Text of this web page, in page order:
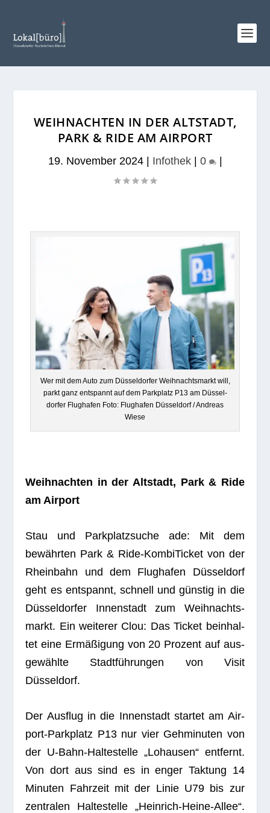
WEIHNACHTEN IN DER ALTSTADT,
PARK & RIDE AM AIRPORT
19. November 2024| Infothek| 0 |
Wer mit dem Auto zum Düs­sel­dor­fer Weih­nachts­markt will,
parkt ganz ent­spannt auf dem Park­platz P13 am Düs­sel­
dor­fer Flug­ha­fen Foto: Flug­ha­fen Düs­sel­dorf / Andreas
Wiese
Weih­nach­ten in der Alt­stadt, Park & Ride
am Airport
Stau und Park­platz­su­che ade: Mit dem
bewähr­ten Park & Ride-Kom­bi­Ti­cket von der
Rhein­bahn und dem Flug­ha­fen Düs­sel­dorf
geht es ent­spannt, schnell und güns­tig in die
Düs­sel­dor­fer Innen­stadt zum Weih­nachts­
markt. Ein wei­te­rer Clou: Das Ticket beinhal­
tet eine Ermä­ßi­gung von 20 Pro­zent auf aus­
ge­wählte Stadt­füh­run­gen von Visit
Düsseldorf.
Der Aus­flug in die Innen­stadt star­tet am Air­
port-Park­platz P13 nur vier Geh­mi­nu­ten von
der U‑Bahn-Hal­te­stelle „Lohau­sen“ ent­fernt.
Von dort aus sind es in enger Tak­tung 14
Minu­ten Fahr­zeit mit der Linie U79 bis zur
zen­tra­len Hal­te­stelle „Hein­rich-Heine-Allee“.